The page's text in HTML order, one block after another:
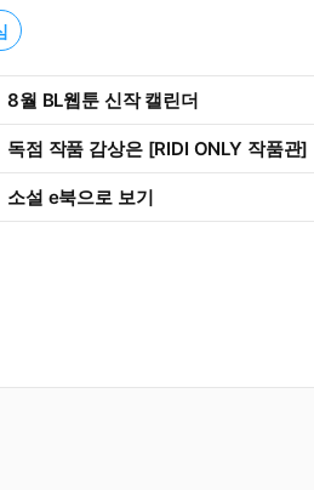
8월 BL웹툰 신작 캘린더
독점 작품 감상은 [RIDI ONLY 작품관]
소설 e북으로 보기